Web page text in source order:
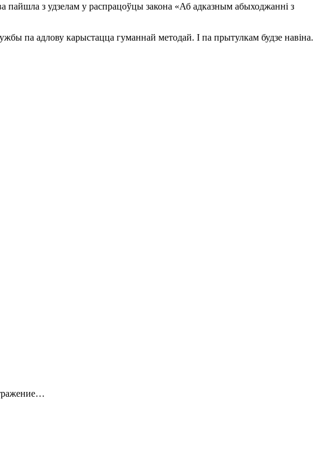
пайшла з удзелам у распрацоўцы закона «Аб адказным абыходжанні з
па адлову карыстацца гуманнай методай. І па прытулкам будзе навіна.